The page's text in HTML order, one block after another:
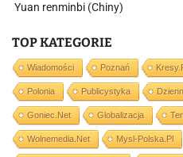
Yuan renminbi (Chiny)
TOP KATEGORIE
Wiadomości Poznań
Polonia Publicystyka
Goniec.net Globalizacja
Wolnemedia.net Mysl-Polska.pl